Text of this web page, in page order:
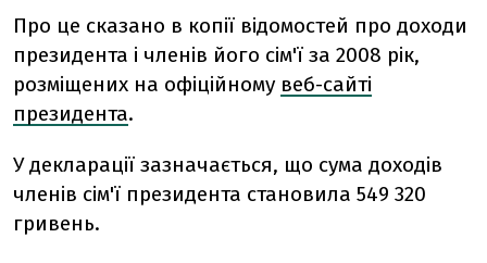
Про це сказано в копії відомостей про доходи
президента і членів його сім'ї за 2008 рік,
розміщених на офіційному веб-сайті
президента.
У декларації зазначається, що сума доходів
членів сім'ї президента становила 549 320
гривень.